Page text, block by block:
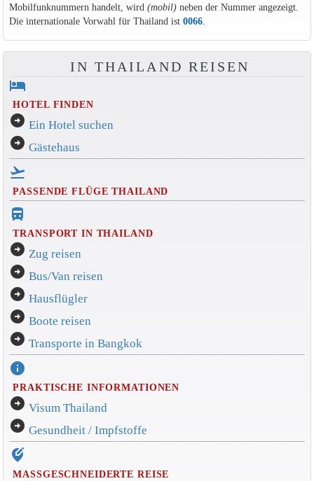
Mobilfunknummern handelt, wird (mobil)neben der Nummer angezeigt.
Die internationale Vorwahl für Thailand ist 0066.
IN THAILAND REISEN
hotel
HOTEL FINDEN
arrow_circle_right Ein Hotel suchen
arrow_circle_right Gästehaus
flight_takeoff
PASSENDE FLÜGE THAILAND
directions_bus_filled
TRANSPORT IN THAILAND
arrow_circle_right Zug reisen
arrow_circle_right Bus/Van reisen
arrow_circle_right Hausflügler
arrow_circle_right Boote reisen
arrow_circle_right Transporte in Bangkok
info
PRAKTISCHE INFORMATIONEN
arrow_circle_right Visum Thailand
arrow_circle_right Gesundheit / Impfstoffe
edit_location_alt
MASSGESCHNEIDERTE REISE